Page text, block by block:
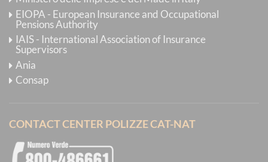
EIOPA - European Insurance and Occupational
Pensions Authority
IAIS - International Association of Insurance
Supervisors
Ania
Consap
CONTACT CENTER POLIZZE CAT-NAT